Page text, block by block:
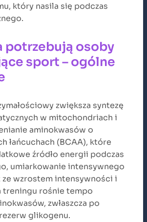
który nasila się podczas
potrzebują osoby
sport – ogólne
zwiększa syntezę
w mitochondriach i
aminokwasów o
łańcuchach (BCAA), które
źródło energii podczas
umiarkowanie intensywnego
ze wzrostem intensywności i
treningu rośnie tempo
zwłaszcza po
glikogenu.